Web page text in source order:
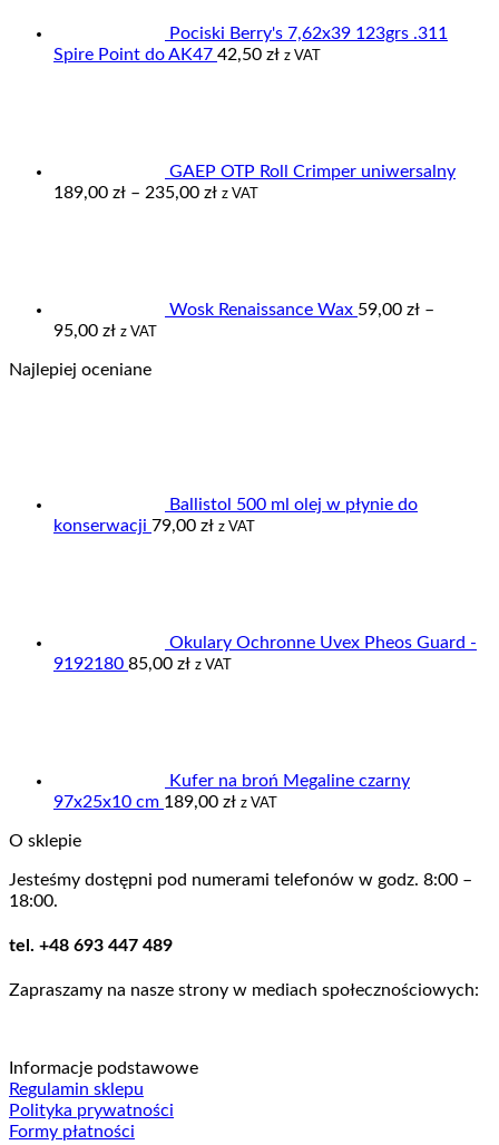
Pociski Berry's 7,62x39 123grs .311
Spire Point do AK47 42,50 zł z VAT
GAEP OTP Roll Crimper uniwersalny
189,00 zł – 235,00 złZakres
z VAT
Wosk Renaissance Wax 59,00 zł –
95,00 złZakres
od
z VAT
Najlepiej oceniane
Ballistol 500 ml olej w płynie do
konserwacji 79,00 zł z VAT
Okulary Ochronne Uvex Pheos Guard -
9192180 85,00 zł z VAT
Kufer na broń Megaline czarny
97x25x10 cm 189,00 zł z VAT
O sklepie
Jesteśmy dostępni pod numerami telefonów w godz. 8:00 –
18:00.
tel. +48 693 447 489
Zapraszamy na nasze strony w mediach społecznościowych:
Informacje podstawowe
Regulamin sklepu
Polityka prywatności
Formy płatności